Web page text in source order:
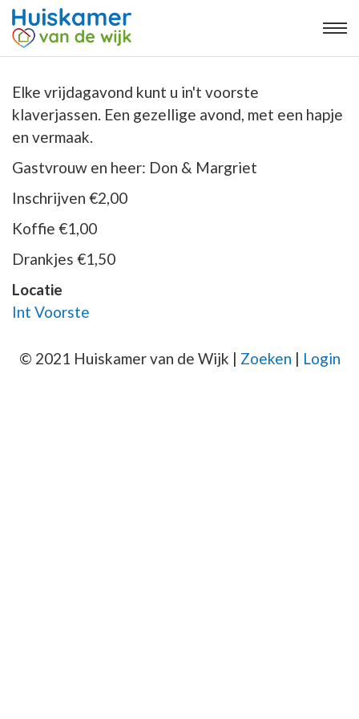
Elke vrijdagavond kunt u in't voorste
klaverjassen. Een gezellige avond, met een hapje
en vermaak.
Gastvrouw en heer: Don & Margriet
Inschrijven €2,00
Koffie €1,00
Drankjes €1,50
Locatie
Int Voorste
© 2021 Huiskamer van de Wijk | Zoeken | Login